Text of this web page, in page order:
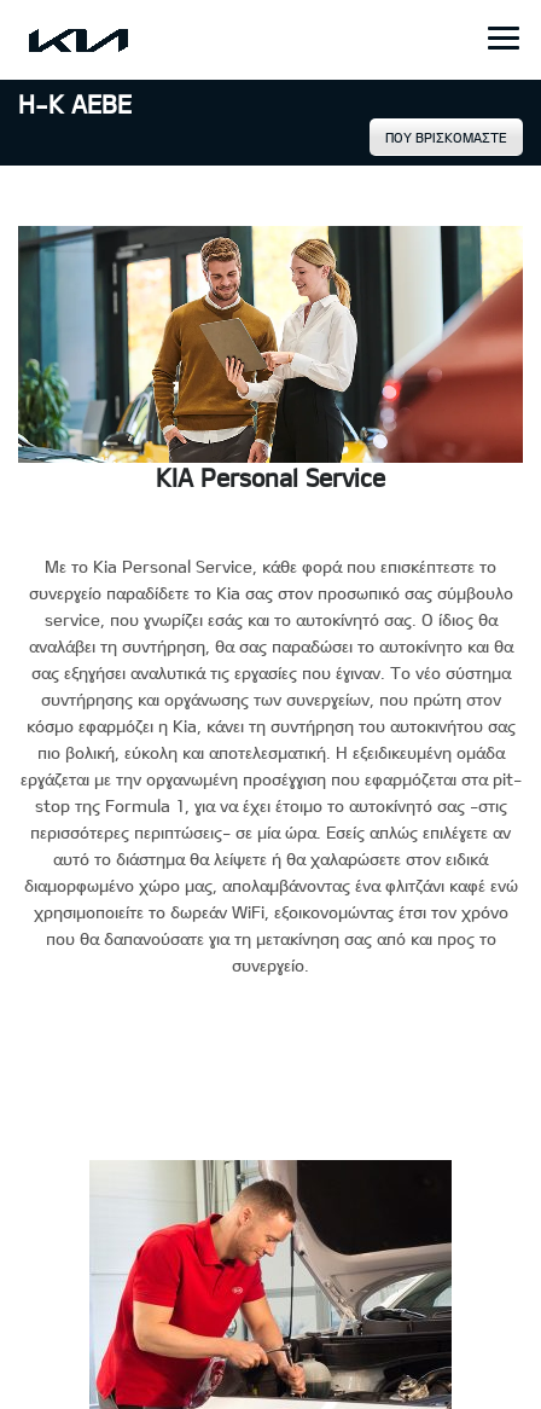
H-K AEBE
ΠΟΥ ΒΡΙΣΚΟΜΑΣΤΕ
KIA Personal Service
Με το Kia Personal Service, κάθε φορά που επισκέπτεστε το
συνεργείο παραδίδετε το Kia σας στον προσωπικό σας σύμβουλο
service, που γνωρίζει εσάς και το αυτοκίνητό σας. Ο ίδιος θα
αναλάβει τη συντήρηση, θα σας παραδώσει το αυτοκίνητο και θα
σας εξηγήσει αναλυτικά τις εργασίες που έγιναν. Το νέο σύστημα
συντήρησης και οργάνωσης των συνεργείων, που πρώτη στον
κόσμο εφαρμόζει η Kia, κάνει τη συντήρηση του αυτοκινήτου σας
πιο βολική, εύκολη και αποτελεσματική. Η εξειδικευμένη ομάδα
εργάζεται με την οργανωμένη προσέγγιση που εφαρμόζεται στα pit-
stop της Formula 1, για να έχει έτοιμο το αυτοκίνητό σας -στις
περισσότερες περιπτώσεις- σε μία ώρα. Εσείς απλώς επιλέγετε αν
αυτό το διάστημα θα λείψετε ή θα χαλαρώσετε στον ειδικά
διαμορφωμένο χώρο μας, απολαμβάνοντας ένα φλιτζάνι καφέ ενώ
χρησιμοποιείτε το δωρεάν WiFi, εξοικονομώντας έτσι τον χρόνο
που θα δαπανούσατε για τη μετακίνηση σας από και προς το
συνεργείο.